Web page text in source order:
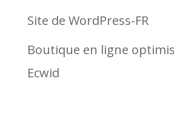
Site de WordPress-FR
Boutique en ligne
Ecwid